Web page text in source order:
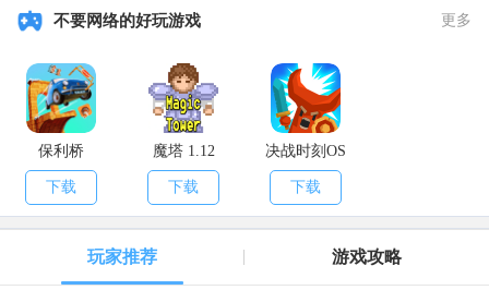
不要网络的好玩游戏 更多
保利桥
下载
魔塔 1.12
下载
决战时刻OS
下载
玩家推荐 游戏攻略